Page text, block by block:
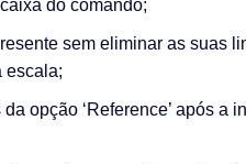
do comando;
sem eliminar as suas
escala;
opção ‘Reference’ após a